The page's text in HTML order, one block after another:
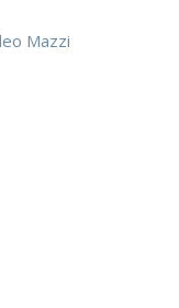
Mazzi